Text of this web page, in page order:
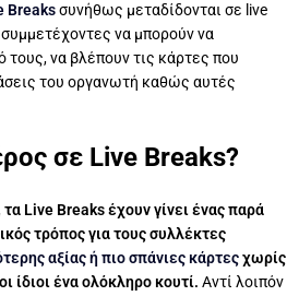
Breaksσυνήθως μεταδίδονται σε live
να μπορούν να
τους, να βλέπουν τις κάρτες που
του οργανωτή καθώς αυτές
σε Live Breaks?
τα Live Breaks έχουν γίνει ένας παρά
τρόπος για τους συλλέκτες
αξίας ή πιο σπάνιες κάρτεςχωρίς
ίδιοι ένα ολόκληρο κουτί. Αντί λοιπόν